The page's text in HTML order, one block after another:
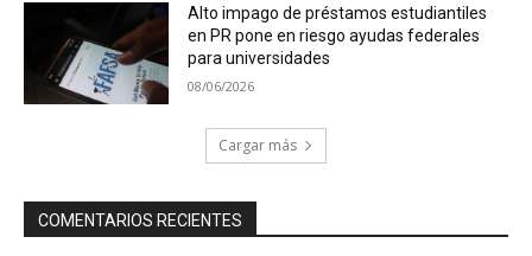
Alto impago de préstamos estudiantiles
en PR pone en riesgo ayudas federales
para universidades
08/06/2026
Cargar más
COMENTARIOS RECIENTES